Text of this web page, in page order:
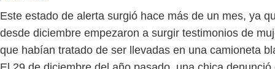
Este estado de alerta surgió hace más de un mes, ya
desde diciembre empezaron a surgir testimonios de
que habían tratado de ser llevadas en una camioneta